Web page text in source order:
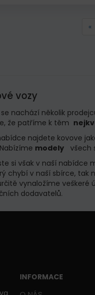
«
vozy
nachází několik
že patříme k těm
najdete kovove
Nabízíme modelyvšech
si však v naší nabídce
chybí v naší sbírce, tak
vynaložíme veškeré
dodavatelů.
INFORMACE